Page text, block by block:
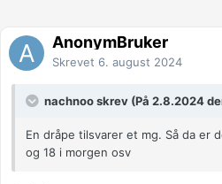
AnonymBruker
Skrevet 6. august 2024
nachnoo skrev (På 2.8.2024
En dråpe tilsvarer et mg. Så da er
og 18 i morgen osv